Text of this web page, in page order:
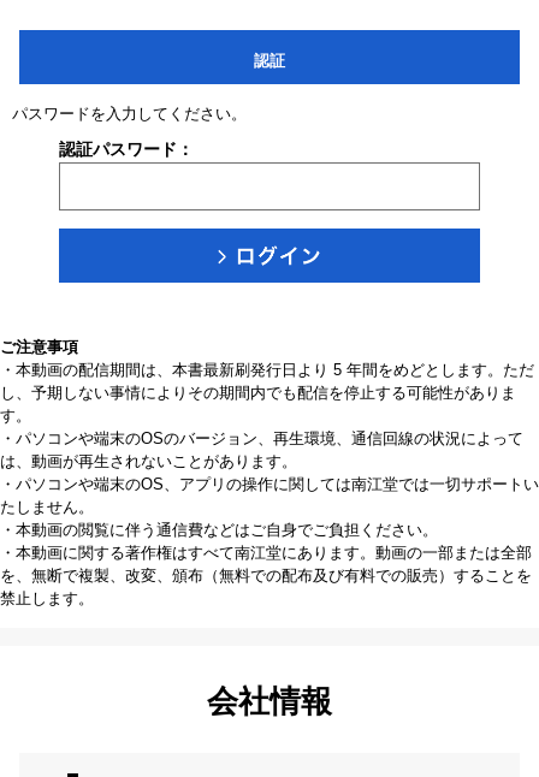
認証
パスワードを入力してください。
認証パスワード：
ご注意事項
・本動画の配信期間は、本書最新刷発行日より 5 年間をめどとします。ただ
し、予期しない事情によりその期間内でも配信を停止する可能性がありま
す。
・パソコンや端末のOSのバージョン、再生環境、通信回線の状況によって
は、動画が再生されないことがあります。
・パソコンや端末のOS、アプリの操作に関しては南江堂では一切サポートい
たしません。
・本動画の閲覧に伴う通信費などはご自身でご負担ください。
・本動画に関する著作権はすべて南江堂にあります。動画の一部または全部
を、無断で複製、改変、頒布（無料での配布及び有料での販売）することを
禁止します。
会社情報